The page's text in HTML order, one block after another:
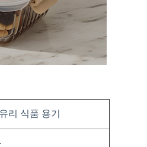
리 식품 용기